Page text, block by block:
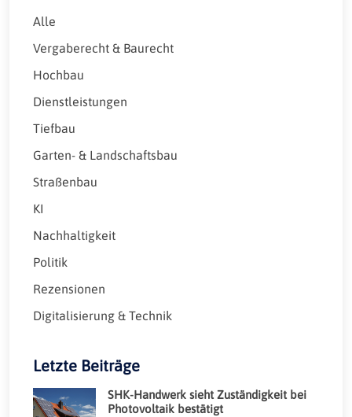
Alle
Vergaberecht & Baurecht
Hochbau
Dienstleistungen
Tiefbau
Garten- & Landschaftsbau
Straßenbau
KI
Nachhaltigkeit
Politik
Rezensionen
Digitalisierung & Technik
Letzte Beiträge
SHK-Handwerk sieht Zuständigkeit bei
Photovoltaik bestätigt